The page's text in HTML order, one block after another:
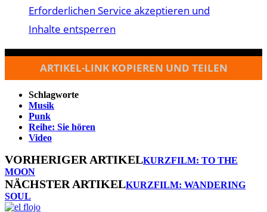
Erforderlichen Service akzeptieren und
Inhalte entsperren
ARTIKEL-LINK KOPIEREN UND TEILEN
Schlagworte
Musik
Punk
Reihe: Sie hören
Video
VORHERIGER ARTIKELKURZFILM: TO THE
MOON
NÄCHSTER ARTIKELKURZFILM: WANDERING
SOUL